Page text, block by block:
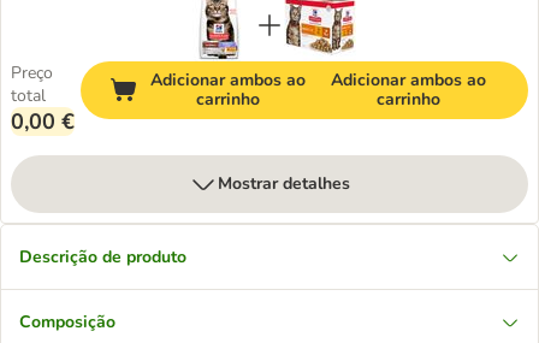
Preço
total
0,00 €
Adicionar ambos ao
carrinho
Adicionar ambos ao
carrinho
Mostrar detalhes
Descrição de produto
Composição